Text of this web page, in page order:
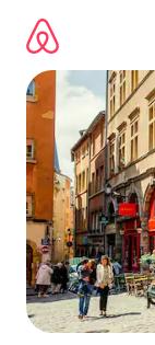
para
conteúdo